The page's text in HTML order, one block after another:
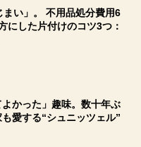
い」。 不用品処分費用6
にした片付けのコツ3つ：
かった」趣味。数十年ぶ
愛する“シュニッツェル”